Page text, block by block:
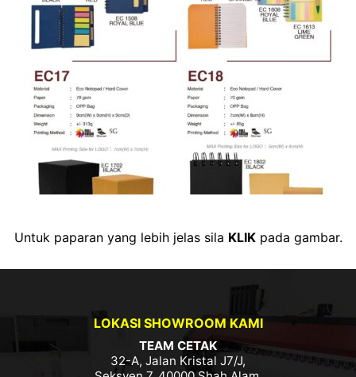
Untuk paparan yang lebih jelas sila KLIKpada gambar.
LOKASI SHOWROOM KAMI
TEAM CETAK
32-A, Jalan Kristal J7/J,